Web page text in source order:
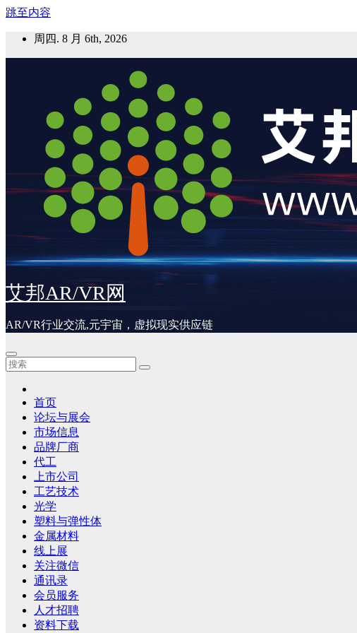
跳至内容
周四. 8 月 6th, 2026
艾邦AR/VR网
AR/VR行业交流,元宇宙，虚拟现实供应链
首页
论坛与展会
市场信息
品牌厂商
代工
上市公司
工艺技术
光学
塑料与弹性体
金属材料
线上展
关注微信
通讯录
会员服务
人才招聘
资料下载